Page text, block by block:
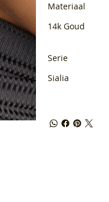
Materiaal
14k Goud
Serie
Sialia